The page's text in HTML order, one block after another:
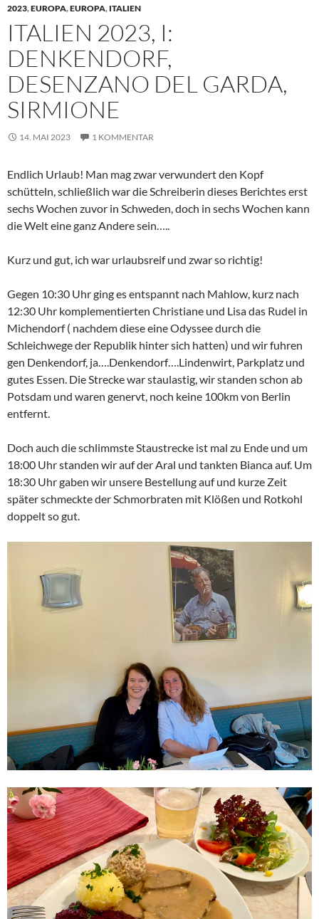
2023,EUROPA,EUROPA, ITALIEN
ITALIEN 2023, I:
DENKENDORF,
DESENZANO DEL GARDA,
SIRMIONE
14. MAI 2023 1 KOMMENTAR
Endlich Urlaub! Man mag zwar verwundert den Kopf
schütteln, schließlich war die Schreiberin dieses Berichtes erst
sechs Wochen zuvor in Schweden, doch in sechs Wochen kann
die Welt eine ganz Andere sein…..
Kurz und gut, ich war urlaubsreif und zwar so richtig!
Gegen 10:30 Uhr ging es entspannt nach Mahlow, kurz nach
12:30 Uhr komplementierten Christiane und Lisa das Rudel in
Michendorf ( nachdem diese eine Odyssee durch die
Schleichwege der Republik hinter sich hatten) und wir fuhren
gen Denkendorf, ja….Denkendorf….Lindenwirt, Parkplatz und
gutes Essen. Die Strecke war staulastig, wir standen schon ab
Potsdam und waren genervt, noch keine 100km von Berlin
entfernt.
Doch auch die schlimmste Staustrecke ist mal zu Ende und um
18:00 Uhr standen wir auf der Aral und tankten Bianca auf. Um
18:30 Uhr gaben wir unsere Bestellung auf und kurze Zeit
später schmeckte der Schmorbraten mit Klößen und Rotkohl
doppelt so gut.